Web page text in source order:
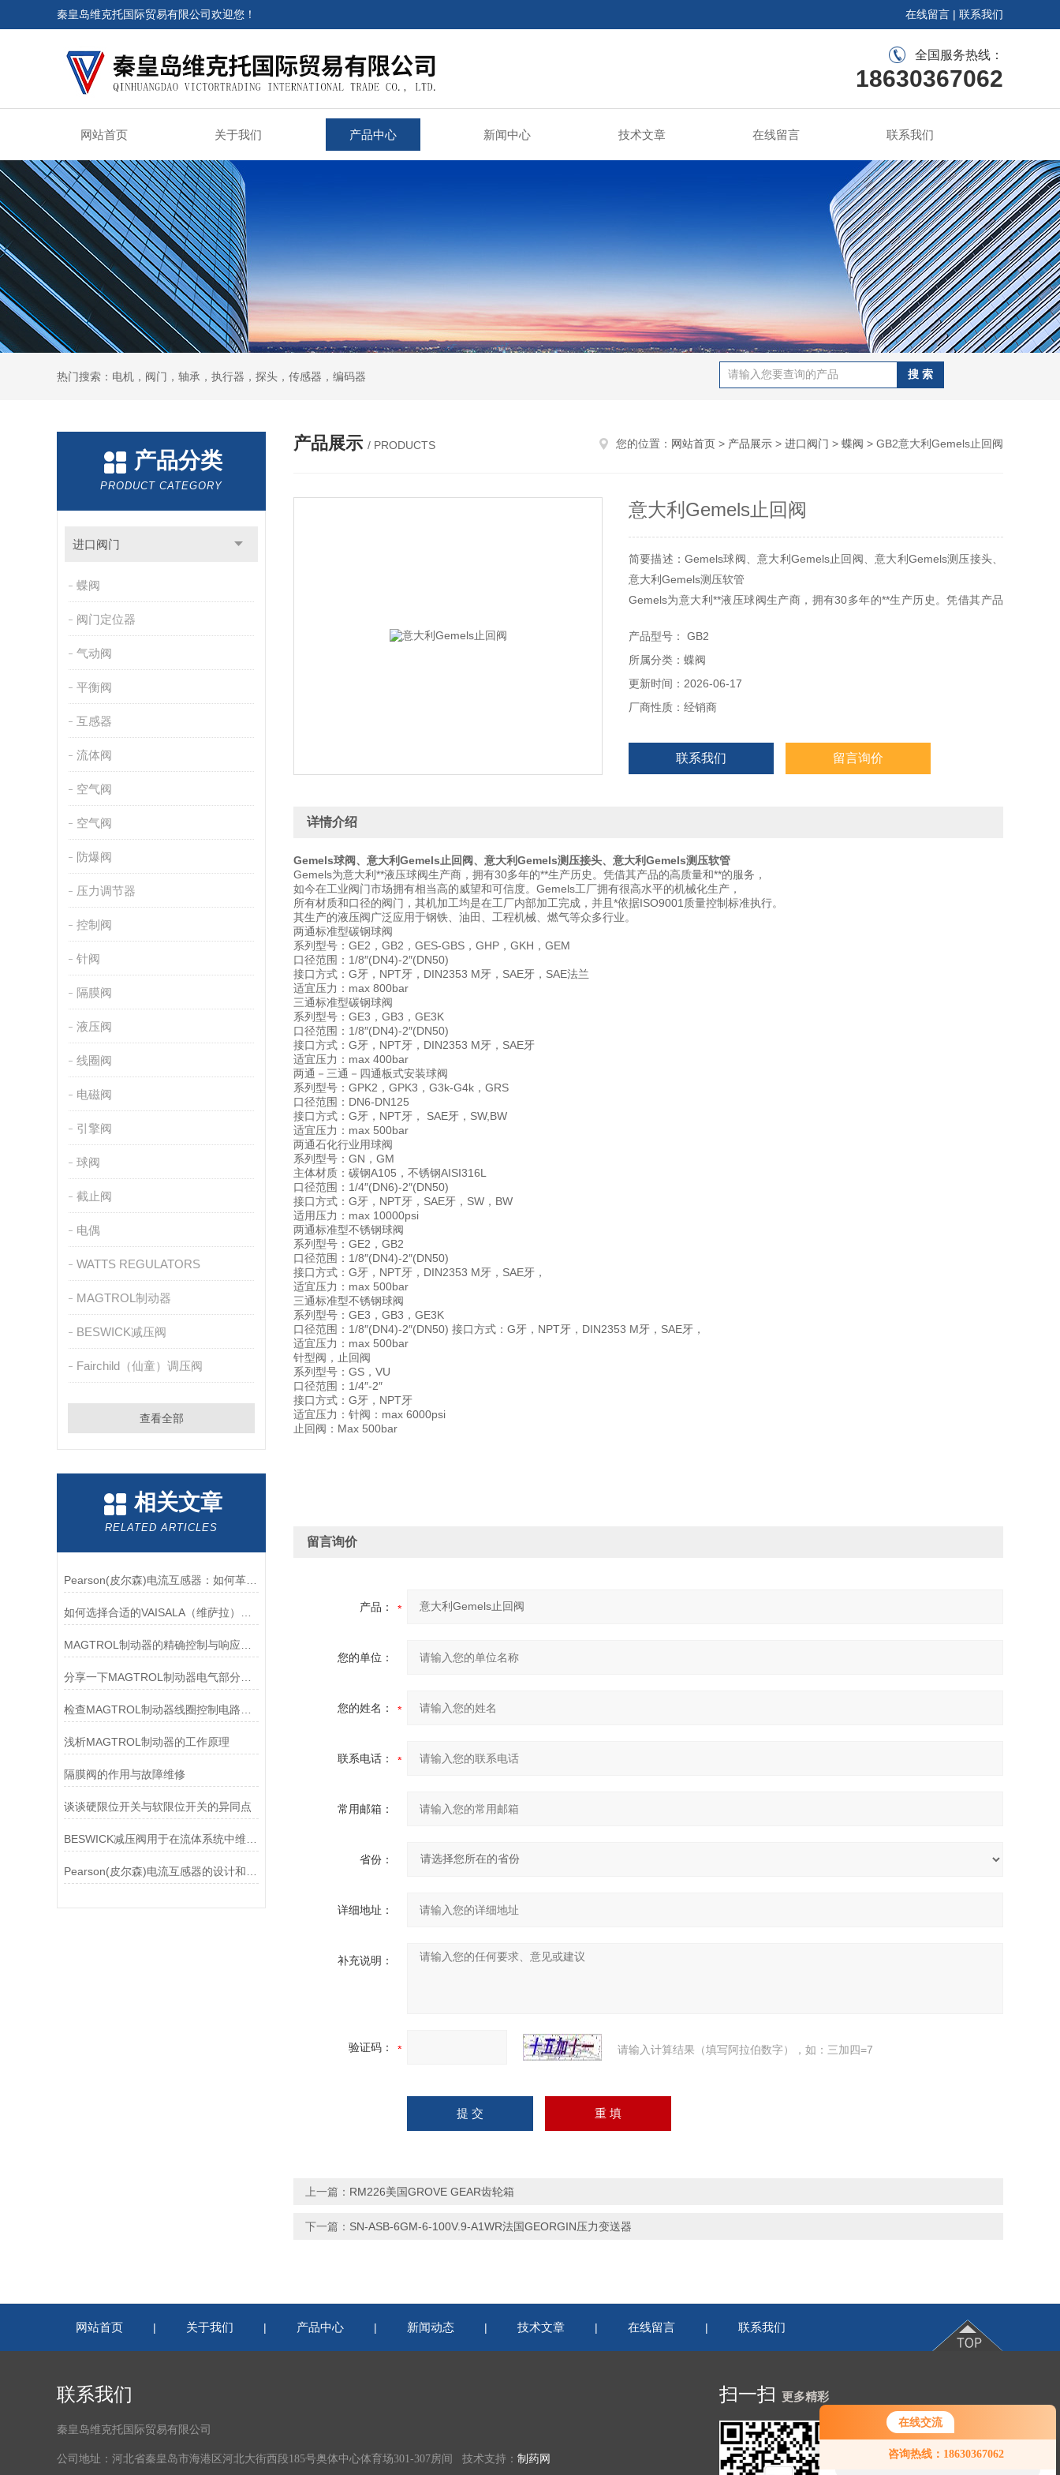
在线交流
咨询热线：18630367062
您好！欢迎前来咨询，很高兴为您
服务，请问您要咨询什么问题呢？
秦皇岛维克托国际贸易有限公司欢迎您！ 在线留言 | 联系我们
全国服务热线：
18630367062
网站首页 关于我们 产品中心 新闻中心 技术文章 在线留言 联系我们
热门搜索：电机，阀门，轴承，执行器，探头，传感器，编码器
产品分类
PRODUCT CATEGORY
进口阀门
蝶阀
阀门定位器
气动阀
平衡阀
互感器
流体阀
空气阀
空气阀
防爆阀
压力调节器
控制阀
针阀
隔膜阀
液压阀
线圈阀
电磁阀
引擎阀
球阀
截止阀
电偶
WATTS REGULATORS
MAGTROL制动器
BESWICK减压阀
Fairchild（仙童）调压阀
查看全部
相关文章
RELATED ARTICLES
Pearson(皮尔森)电流互感器：如何革新电力监控？
浅析MAGTROL制动器的工作原理
隔膜阀的作用与故障维修
谈谈硬限位开关与软限位开关的异同点
产品展示 / PRODUCTS 您的位置： 网站首页 > 产品展示 > 进口阀门 > 蝶阀 > GB2意大利Gemels止回阀
意大利Gemels止回阀
简要描述：Gemels球阀、意大利Gemels止回阀、意大利Gemels测压接头、
意大利Gemels测压软管
Gemels为意大利**液压球阀生产商，拥有30多年的**生产历史。凭借其产品
如今在工业阀门市场拥有相当高的威望和可信度。Gemels工厂拥有很高水平
的机械化生产，
所有材质和口径的阀门，其机加工均是在工厂内部加工完成，并且*依据
ISO9001质量控制标准执行。
产品型号： GB2
所属分类：蝶阀
更新时间：2026-06-17
厂商性质：经销商
联系我们 留言询价
详情介绍
Gemels球阀、意大利Gemels 止回阀、意大利Gemels测压接头、意大利Gemels测压软管
Gemels为意大利**液压球阀生产商，拥有30多年的**生产历史。凭借其产品的高质量和**的服务，
如今在工业阀门市场拥有相当高的威望和可信度。Gemels工厂拥有很高水平的机械化生产，
所有材质和口径的阀门，其机加工均是在工厂内部加工完成，并且*依据ISO9001质量控制标准执行。
其生产的液压阀广泛应用于钢铁、油田、工程机械、燃气等众多行业。
两通标准型碳钢球阀
系列型号：GE2，GB2，GES-GBS，GHP，GKH，GEM
口径范围：1/8″(DN4)-2″(DN50)
接口方式：G牙，NPT牙，DIN2353 M牙，SAE牙，SAE法兰
适宜压力：max 800bar
三通标准型碳钢球阀
系列型号：GE3，GB3，GE3K
口径范围：1/8″(DN4)-2″(DN50)
接口方式：G牙，NPT牙，DIN2353 M牙，SAE牙
适宜压力：max 400bar
两通－三通－四通板式安装球阀
系列型号：GPK2，GPK3，G3k-G4k，GRS
口径范围：DN6-DN125
接口方式：G牙，NPT牙， SAE牙，SW,BW
适宜压力：max 500bar
两通石化行业用球阀
系列型号：GN，GM
主体材质：碳钢A105，不锈钢AISI316L
口径范围：1/4″(DN6)-2″(DN50)
接口方式：G牙，NPT牙，SAE牙，SW，BW
适用压力：max 10000psi
两通标准型不锈钢球阀
系列型号：GE2，GB2
口径范围：1/8″(DN4)-2″(DN50)
接口方式：G牙，NPT牙，DIN2353 M牙，SAE牙，
适宜压力：max 500bar
三通标准型不锈钢球阀
系列型号：GE3，GB3，GE3K
口径范围：1/8″(DN4)-2″(DN50) 接口方式：G牙，NPT牙，DIN2353 M牙，SAE牙，
适宜压力：max 500bar
针型阀，止回阀
系列型号：GS，VU
口径范围：1/4″-2″
接口方式：G牙，NPT牙
适宜压力：针阀：max 6000psi
止回阀：Max 500bar
留言询价
产品：
您的单位：
您的姓名：
联系电话：
常用邮箱：
省份：
详细地址：
补充说明：
验证码： 请输入计算结果（填写阿拉伯数字），如：三加四=7
上一篇： RM226美国GROVE GEAR齿轮箱
下一篇： SN-ASB-6GM-6-100V.9-A1WR法国GEORGIN压力变送器
网站首页 | 关于我们 | 产品中心 | 新闻动态 | 技术文章 | 在线留言 | 联系我们
联系我们
秦皇岛维克托国际贸易有限公司
公司地址：河北省秦皇岛市海港区河北大街西段185号奥体中心体育场301-307房间 技术支持： 制药网
扫一扫 更多精彩